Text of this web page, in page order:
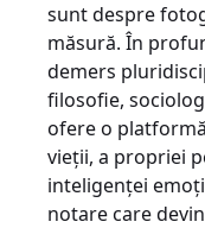
sunt despre
măsură. În
demers
filosofie,
ofere o
vieţii, a propriei
inteligenţei
notare care